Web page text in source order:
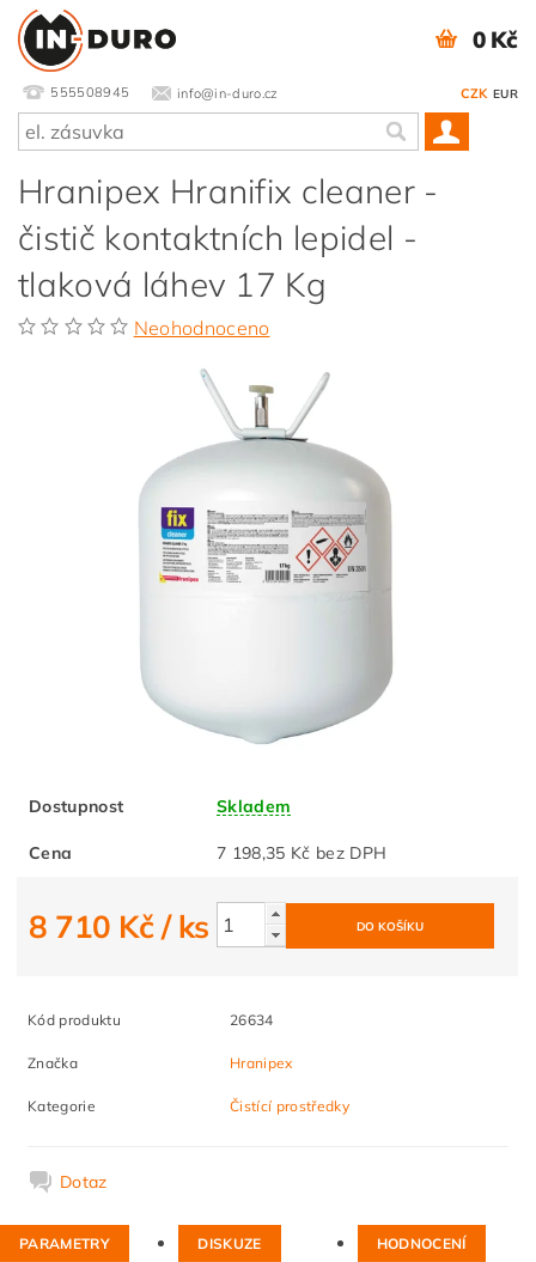
555508945 info@in-duro.cz CZK EUR
0 Kč
Hranipex Hranifix cleaner -
čistič kontaktních lepidel -
tlaková láhev 17 Kg
Neohodnoceno
Dostupnost Skladem
Cena 7 198,35 Kč bez DPH
8 710 Kč/ ks
Kód produktu 26634
Značka Hranipex
Kategorie Čistící prostředky
Dotaz
PARAMETRY DISKUZE HODNOCENÍ